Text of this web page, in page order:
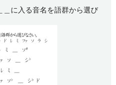
に入る音名を語群から選び